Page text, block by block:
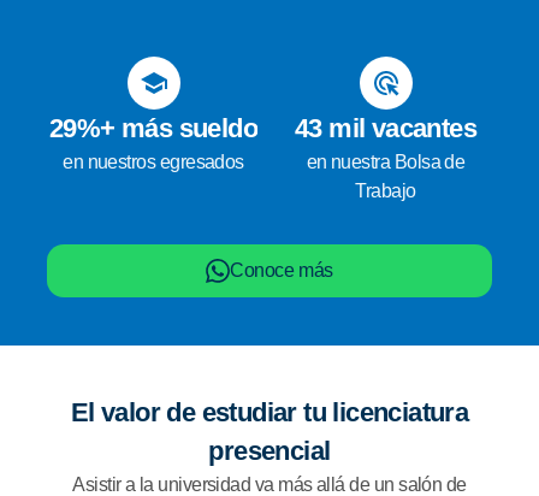
29%+ más sueldo
en nuestros egresados
43 mil vacantes
en nuestra Bolsa de
Trabajo
Conoce más
El valor de estudiar tu licenciatura
presencial
Asistir a la universidad va más allá de un salón de